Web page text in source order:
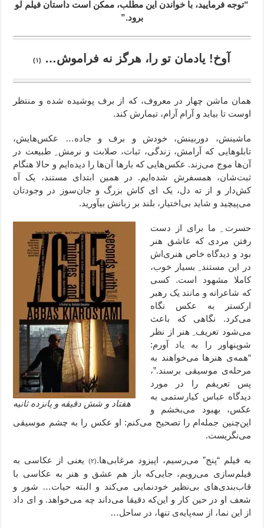
“توجه فرمایید،‌ با خواندن این مطلب، ممکن است داستان فیلم لو
برود.”
آوخ! یادمان تو را، هرگز نه فراموش… (۱)
همان ماشن چهار در معروف، که از برف پوشیده شده و منتظر
اوست تا بیاید و آرام آرام، تیمارش کند.
ماشینش، دوربینش، خودش و برف و جاده… عکس‌هایش،
تابلوهایی که آرامش، زندگی، ثبات، صلابت و نرمش ِ طبیعت در
آن‌ها موج می‌زند. عکس‌هایی که بارها آن‌ها را دیده‌ایم و حالا هنگام
ثبت‌شان، همسفرش شده‌ایم. در همین ابتدای مستند، یک آه
کش‌دار و از ته دل، یک ای کاش بزرگ و جان‌سوز در وجودتان
می‌پیچید و شاید بی‌اختیار، بلند بر زبانش بیآورید.
هفتاد و شش دقیقه و پانزده ثانیه
حسرت ِ ما برای از دست
رفتن مردی که عاشق هنر
بود و دیدگاه خاص هنری‌اش
در این مستند ِ بسیار خوب،
کاملا مشهود است. کسی
که شاعرانه و مانند یک رهبر
ارکستر به عکس نگاه
می‌کرد. نگاهی که باعث
می‌شود تعریف ِ هنر از نظر
شوپنهاور را به یاد آورم:
“همه‌ی هنرها می‌خواهند به
مرحله‌ی موسیقی برسند.”،
پس تعریفم را در مورد
دیدگاه عباس کیارستمی به
عکس، بهبود می‌بخشم و
این‌چنین جمله‌ام را تصحیح می‌کنم: او عکس را به چشم موسیقی
می‌نگریست.
به فیلم “پنج” می‌رسیم، اپیزود مرغابی‌ها.(۲)
یعنی از عکاسی به
فیلم‌سازی می‌رویم،‌ جایی‌که باز هم عشق و هنر به عکاسی با
قاب‌بندی‌های بی‌نظیر خودنمایی می‌کند و البته حیات… شور و
شعف او در حین کار و این‌که دقیقا می‌داند چه می‌خواهد. و ای داد
از این نما، از سه‌پایه‌ی تنها، در ساحل…